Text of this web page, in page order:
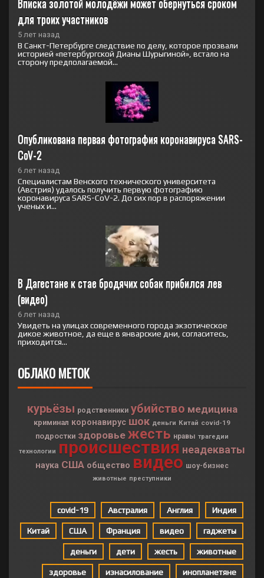
Вписка золотой молодёжи может обернуться сроком
для троих участников
5 лет назад
В Санкт-Петербурге следствие по делу, которое прозвали
историей «петербургской Дианы Шурыгиной», встало на
сторону предполагаемой...
Опубликована первая фотография коронавируса SARS-
CoV-2
6 лет назад
Специалистам Венского технического университета
(Австрия) удалось получить первую фотографию
коронавируса SARS-CoV-2. До сих пор в распоряжении
ученых и...
В Дагестане к стае бродячих собак прибился лев
(видео)
6 лет назад
Увидеть на улицах современного города экзотическое
дикое животное, да еще в январские дни, согласитесь,
приходится...
ОБЛАКО МЕТОК
курьёзы родственники убийство медицина
криминал коронавирус шок деньги Китай covid-19
подростки здоровье жесть нравы трагедии
технологии происшествия неадекваты
наука США общество видео шоу-бизнес
животные преступники
covid-19 Австралия Англия Индия
Китай США Франция видео гаджеты
деньги дети жесть животные
здоровье изнасилование инопланетяне